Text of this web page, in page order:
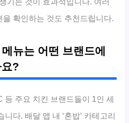
확인하는 것도 추천드립니다.
뉴는 어떤 브랜드에
?
등 주요 치킨 브랜드들이 1인 세
다. 배달 앱 내 ‘혼밥’ 카테고리